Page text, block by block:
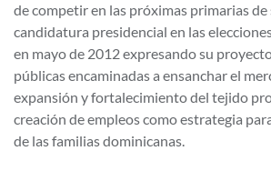
de competir en las próximas primarias
candidatura presidencial en las
en mayo de 2012 expresando su
públicas encaminadas a ensanchar el
expansión y fortalecimiento del tejido
creación de empleos como estrategia
de las familias dominicanas.